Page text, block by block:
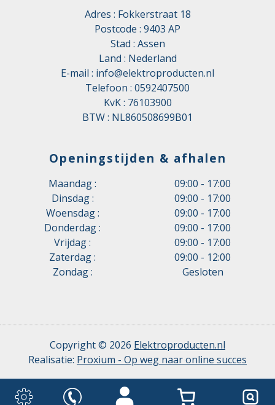
Adres : Fokkerstraat 18
Postcode : 9403 AP
Stad : Assen
Land : Nederland
E-mail : info@elektroproducten.nl
Telefoon : 0592407500
KvK : 76103900
BTW : NL860508699B01
Openingstijden & afhalen
Maandag :
09:00 - 17:00
Dinsdag :
09:00 - 17:00
Woensdag :
09:00 - 17:00
Donderdag :
09:00 - 17:00
Vrijdag :
09:00 - 17:00
Zaterdag :
09:00 - 12:00
Zondag :
Gesloten
Copyright © 2026 Elektroproducten.nl
Realisatie: Proxium - Op weg naar online succes